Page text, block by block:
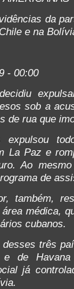
da
e na
- 00:00
sob a
de rua que
expulsou
La Paz e
Ao
de
também,
médica,
cubanos.
desses três
de
já